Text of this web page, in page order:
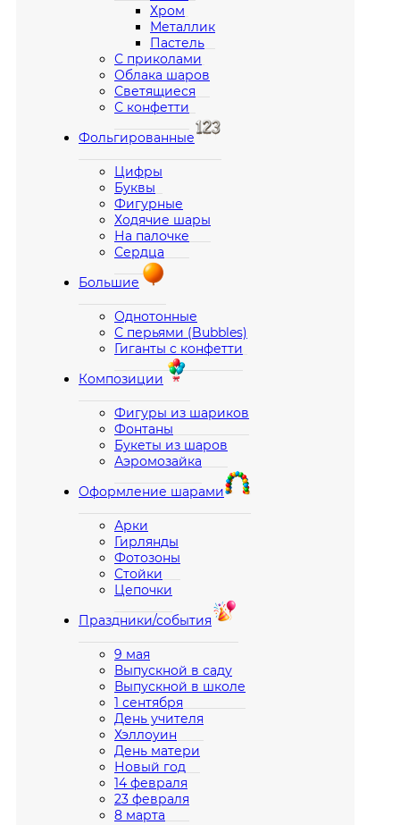
Хром
Металлик
Пастель
С приколами
Облака шаров
Светящиеся
С конфетти
Фольгированные
Цифры
Буквы
Фигурные
Ходячие шары
На палочке
Сердца
Большие
Однотонные
С перьями (Bubbles)
Гиганты с конфетти
Композиции
Фигуры из шариков
Фонтаны
Букеты из шаров
Аэромозайка
Оформление шарами
Арки
Гирлянды
Фотозоны
Стойки
Цепочки
Праздники/события
9 мая
Выпускной в саду
Выпускной в школе
1 сентября
День учителя
Хэллоуин
День матери
Новый год
14 февраля
23 февраля
8 марта